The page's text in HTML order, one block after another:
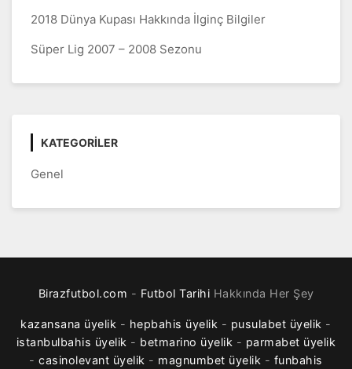
2018 Dünya Kupası Hakkında İlginç Bilgiler
Süper Lig 2007 – 2008 Sezonu
KATEGORILER
Genel
Birazfutbol.com - Futbol Tarihi Hakkında Her Şey
kazansana üyelik - hepbahis üyelik - pusulabet üyelik -
istanbulbahis üyelik - betmarino üyelik - parmabet üyelik
-casinolevant üyelik - magnumbet üyelik - funbahis